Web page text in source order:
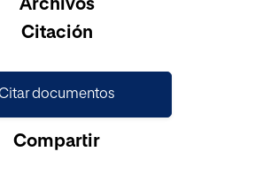
Archivos
Citación
documentos
Compartir